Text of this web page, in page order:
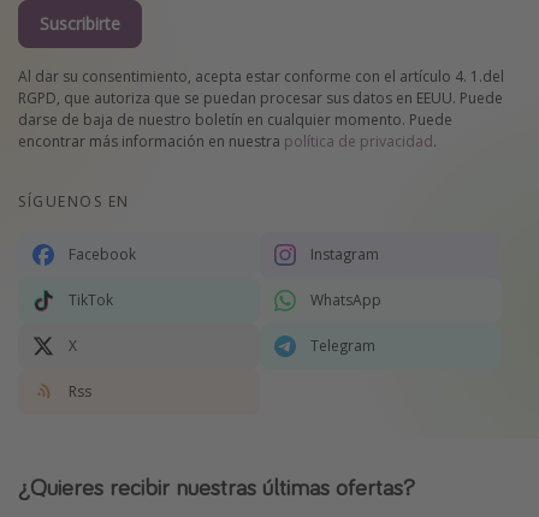
Suscribirte
Al dar su consentimiento, acepta estar conforme con el artículo 4. 1.del
RGPD, que autoriza que se puedan procesar sus datos en EEUU. Puede
darse de baja de nuestro boletín en cualquier momento. Puede
encontrar más información en nuestra política de privacidad.
SÍGUENOS EN
Facebook Instagram
TikTok WhatsApp
X Telegram
Rss
¿Quieres recibir nuestras últimas ofertas?